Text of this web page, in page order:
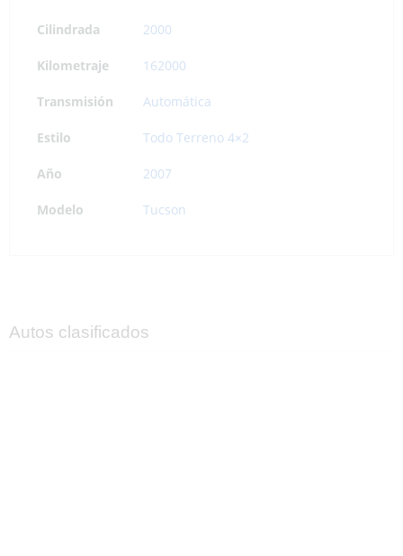
Cilindrada 2000
Kilometraje 162000
Transmisión Automática
Estilo Todo Terreno 4×2
Año 2007
Modelo Tucson
Autos clasificados